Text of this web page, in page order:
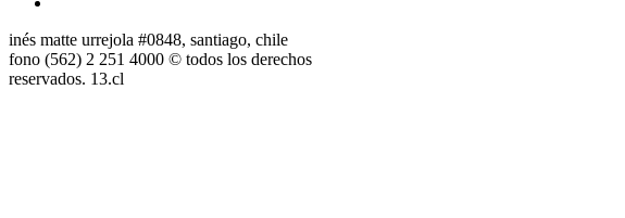
inés matte urrejola #0848, santiago, chile
fono (562) 2 251 4000 © todos los derechos
reservados. 13.cl